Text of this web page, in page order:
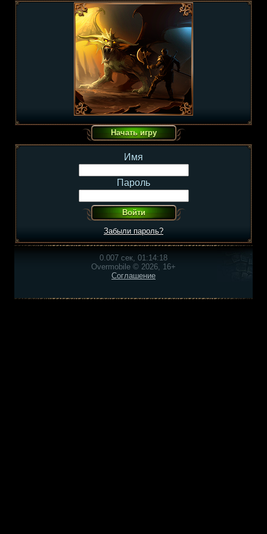
Имя
Пароль
Забыли пароль?
0.007 сек, 01:14:18
Overmobile © 2026, 16+
Соглашение